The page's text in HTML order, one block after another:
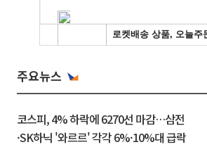
주요뉴스
코스피, 4% 하락에 6270선 마감…삼전
·SK하닉 '와르르' 각각 6%·10%대 급락